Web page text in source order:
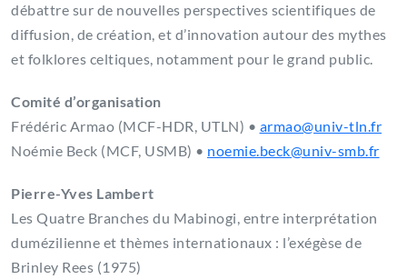
débattre sur de nouvelles perspectives scientifiques de
diffusion, de création, et d’innovation autour des mythes
et folklores celtiques, notamment pour le grand public.
Comité d’organisation
Frédéric Armao (MCF-HDR, UTLN) • armao@univ-tln.fr
Noémie Beck (MCF, USMB) • noemie.beck@univ-smb.fr
Pierre-Yves Lambert
Les Quatre Branches du Mabinogi, entre interprétation
dumézilienne et thèmes internationaux : l’exégèse de
Brinley Rees (1975)